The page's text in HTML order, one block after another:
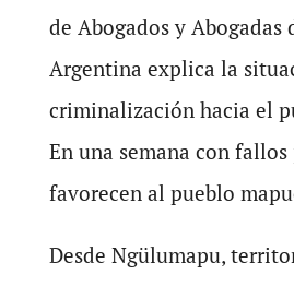
de Abogados y Abogadas
Argentina explica la
criminalización hacia el
En una semana con
favorecen al pueblo
Desde Ngülumapu,